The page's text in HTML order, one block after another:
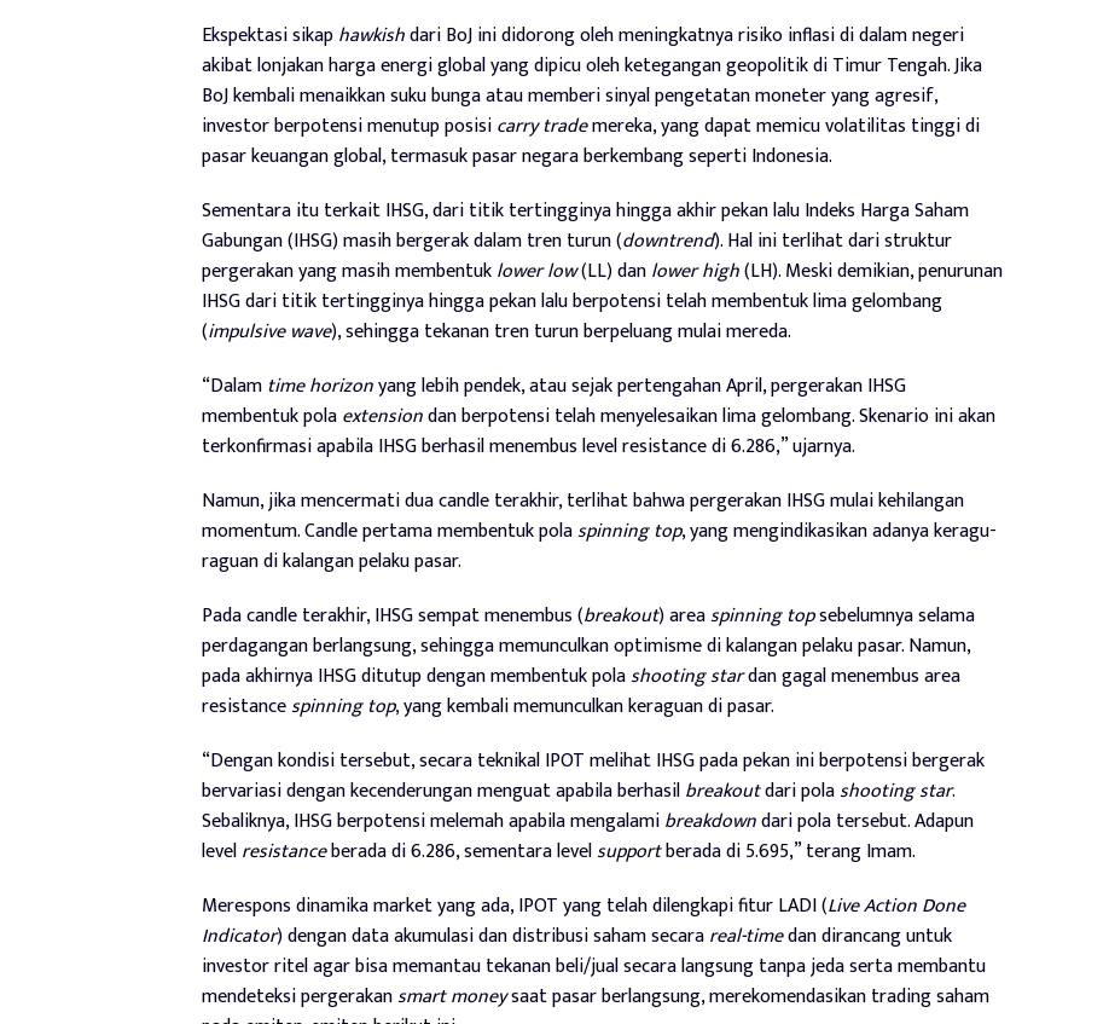
Ekspektasi sikaphawkishdari BoJ ini didorong oleh meningkatnya risiko inflasi di dalam negeri
akibat lonjakan harga energi global yang dipicu oleh ketegangan geopolitik di Timur Tengah. Jika
BoJ kembali menaikkan suku bunga atau memberi sinyal pengetatan moneter yang agresif,
investor berpotensi menutup posisicarry trademereka, yang dapat memicu volatilitas tinggi di
pasar keuangan global, termasuk pasar negara berkembang seperti Indonesia.
Sementara itu terkait IHSG, dari titik tertingginya hingga akhir pekan lalu Indeks Harga Saham
Gabungan (IHSG) masih bergerak dalam tren turun (downtrend). Hal ini terlihat dari struktur
pergerakan yang masih membentuklower low(LL) danlower high(LH). Meski demikian, penurunan
IHSG dari titik tertingginya hingga pekan lalu berpotensi telah membentuk lima gelombang
(impulsive wave), sehingga tekanan tren turun berpeluang mulai mereda.
“Dalamtime horizonyang lebih pendek, atau sejak pertengahan April, pergerakan IHSG
membentuk polaextensiondan berpotensi telah menyelesaikan lima gelombang. Skenario ini akan
terkonfirmasi apabila IHSG berhasil menembus level resistance di 6.286,” ujarnya.
Namun, jika mencermati dua candle terakhir, terlihat bahwa pergerakan IHSG mulai kehilangan
momentum. Candle pertama membentuk polaspinning top, yang mengindikasikan adanya keragu-
raguan di kalangan pelaku pasar.
Pada candle terakhir, IHSG sempat menembus (breakout) areaspinning topsebelumnya selama
perdagangan berlangsung, sehingga memunculkan optimisme di kalangan pelaku pasar. Namun,
pada akhirnya IHSG ditutup dengan membentuk polashooting stardan gagal menembus area
resistancespinning top, yang kembali memunculkan keraguan di pasar.
“Dengan kondisi tersebut, secara teknikal IPOT melihat IHSG pada pekan ini berpotensi bergerak
bervariasi dengan kecenderungan menguat apabila berhasilbreakoutdari polashooting star.
Sebaliknya, IHSG berpotensi melemah apabila mengalamibreakdowndari pola tersebut. Adapun
levelresistanceberada di 6.286, sementara levelsupportberada di 5.695,” terang Imam.
Merespons dinamika market yang ada, IPOT yang telah dilengkapi fitur LADI (Live Action Done
Indicator) dengan data akumulasi dan distribusi saham secarareal-timedan dirancang untuk
investor ritel agar bisa memantau tekanan beli/jual secara langsung tanpa jeda serta membantu
mendeteksi pergerakansmart moneysaat pasar berlangsung, merekomendasikan trading saham